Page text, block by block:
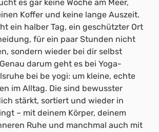
es gar keine Woche am Meer,
Koffer und keine lange Auszeit.
ein halber Tag, ein geschützter Ort
für ein paar Stunden nicht
sondern wieder bei dir selbst
darum geht es bei Yoga-
bei be yogi: um kleine, echte
im Alltag. Die sind bewusster
stärkt, sortiert und wieder in
– mit deinem Körper, deinem
Ruhe und manchmal auch mit